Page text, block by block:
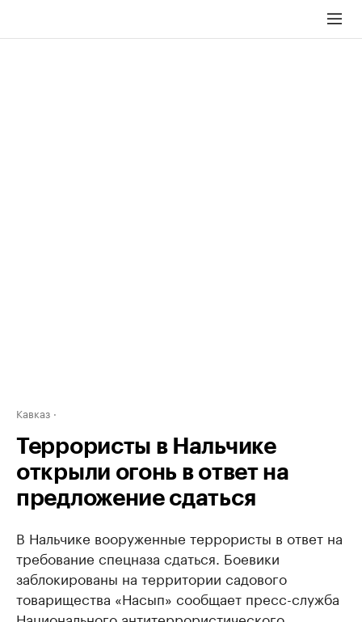
Кавказ
Террористы в Нальчике
открыли огонь в ответ на
предложение сдаться
В Нальчике вооруженные террористы в ответ на
требование спецназа сдаться. Боевики
заблокированы на территории садового
товарищества «Насып» сообщает пресс-служба